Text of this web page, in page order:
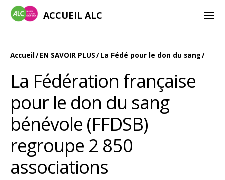
ACCUEIL ALC
Accueil EN SAVOIR PLUS La Fédé pour le don du sang
La Fédération française
pour le don du sang
bénévole (FFDSB)
regroupe 2 850
associations